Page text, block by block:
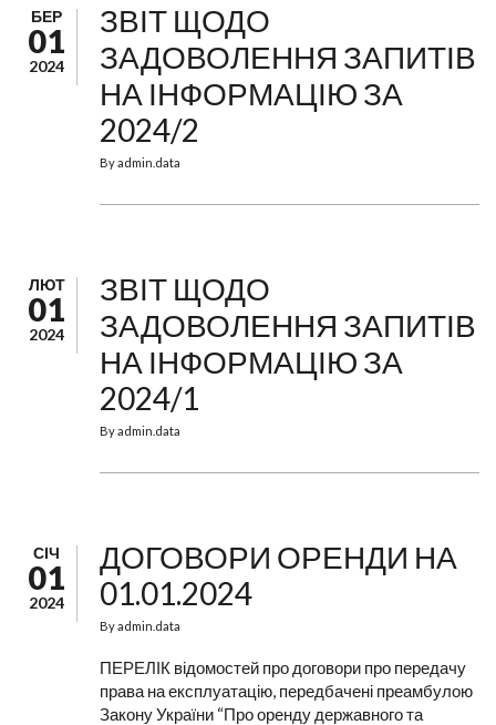
БЕР
01
2024
ЗВІТ ЩОДО
ЗАДОВОЛЕННЯ ЗАПИТІВ
НА ІНФОРМАЦІЮ ЗА
2024/2
Byadmin.data
ЛЮТ
01
2024
ЗВІТ ЩОДО
ЗАДОВОЛЕННЯ ЗАПИТІВ
НА ІНФОРМАЦІЮ ЗА
2024/1
Byadmin.data
СІЧ
01
2024
ДОГОВОРИ ОРЕНДИ НА
01.01.2024
Byadmin.data
ПЕРЕЛІК відомостей про договори про передачу
права на експлуатацію, передбачені преамбулою
Закону України “Про оренду державного та